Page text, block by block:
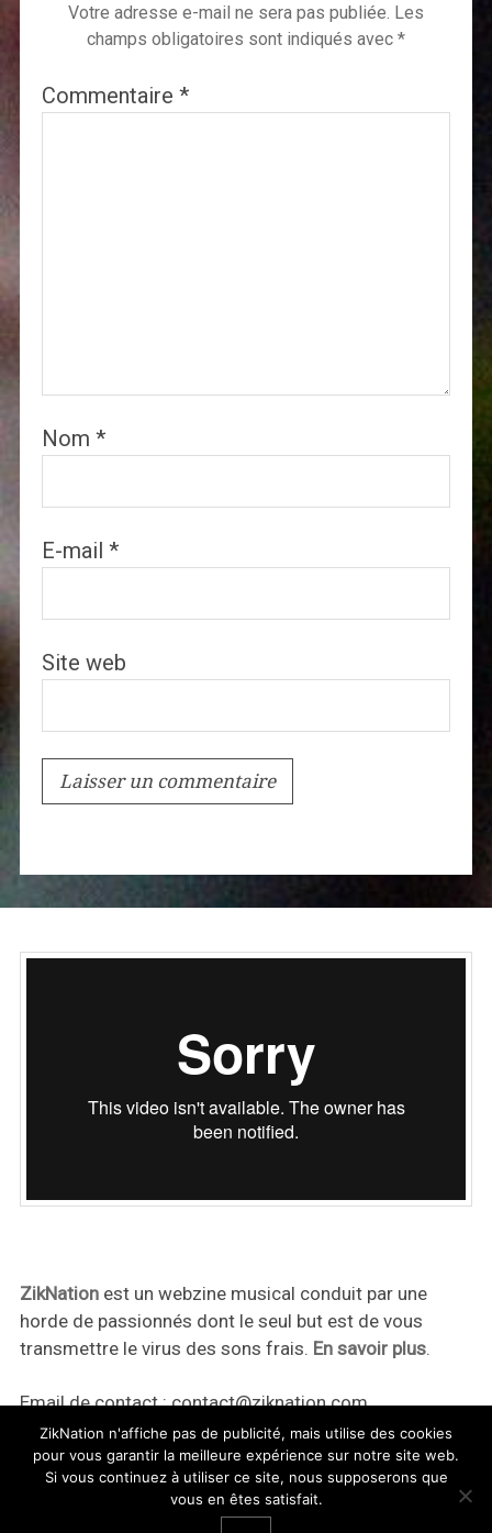
Votre adresse e-mail ne sera pas publiée. Les
champs obligatoires sont indiqués avec *
Commentaire *
Nom *
E-mail *
Site web
ZikNationest un webzine musical conduit par une
horde de passionnés dont le seul but est de vous
transmettre le virus des sons frais. En savoir plus.
Email de contact :contact@ziknation.com
ZikNation n'affiche pas de publicité, mais utilise des cookies
pour vous garantir la meilleure expérience sur notre site web.
Si vous continuez à utiliser ce site, nous supposerons que
vous en êtes satisfait.